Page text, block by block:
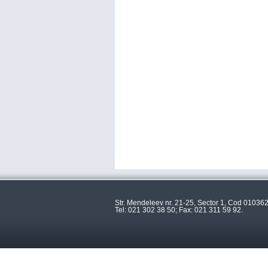
Str. Mendeleev nr. 21-25, Sector 1, Cod
Tel: 021 302 38 50; Fax: 021 311 59 92.